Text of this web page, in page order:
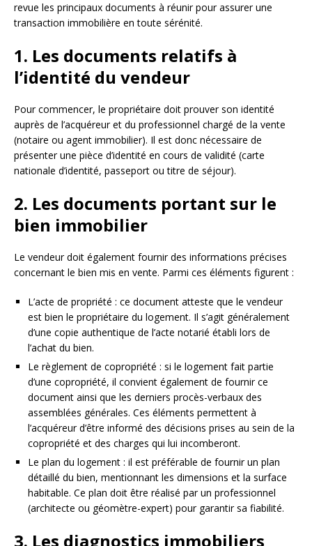
revue les principaux documents à réunir pour assurer une
transaction immobilière en toute sérénité.
1. Les documents relatifs à
l’identité du vendeur
Pour commencer, le propriétaire doit prouver son identité
auprès de l’acquéreur et du professionnel chargé de la vente
(notaire ou agent immobilier). Il est donc nécessaire de
présenter une pièce d’identité en cours de validité (carte
nationale d’identité, passeport ou titre de séjour).
2. Les documents portant sur le
bien immobilier
Le vendeur doit également fournir des informations précises
concernant le bien mis en vente. Parmi ces éléments figurent :
L’acte de propriété : ce document atteste que le vendeur
est bien le propriétaire du logement. Il s’agit généralement
d’une copie authentique de l’acte notarié établi lors de
l’achat du bien.
Le règlement de copropriété : si le logement fait partie
d’une copropriété, il convient également de fournir ce
document ainsi que les derniers procès-verbaux des
assemblées générales. Ces éléments permettent à
l’acquéreur d’être informé des décisions prises au sein de la
copropriété et des charges qui lui incomberont.
Le plan du logement : il est préférable de fournir un plan
détaillé du bien, mentionnant les dimensions et la surface
habitable. Ce plan doit être réalisé par un professionnel
(architecte ou géomètre-expert) pour garantir sa fiabilité.
3. Les diagnostics immobiliers